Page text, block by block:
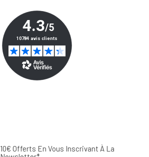
10€ Offerts En Vous Inscrivant À La